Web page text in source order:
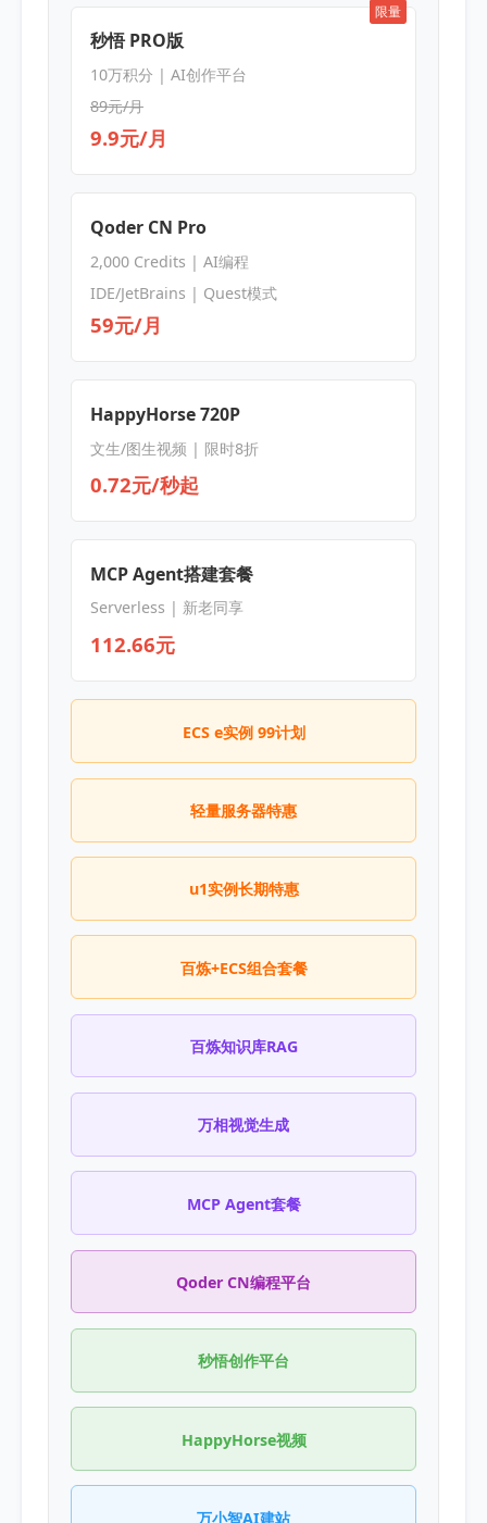
限量
秒悟 PRO版
10万积分 | AI创作平台
89元/月
9.9元/月
Qoder CN Pro
2,000 Credits | AI编程
IDE/JetBrains | Quest模式
59元/月
HappyHorse 720P
文生/图生视频 | 限时8折
0.72元/秒起
MCP Agent搭建套餐
Serverless | 新老同享
112.66元
ECS e实例 99计划
轻量服务器特惠
u1实例长期特惠
百炼+ECS组合套餐
百炼知识库RAG
万相视觉生成
MCP Agent套餐
Qoder CN编程平台
秒悟创作平台
HappyHorse视频
万小智AI建站